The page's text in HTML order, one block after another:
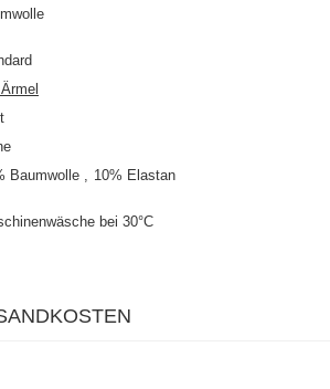
Baumwolle 10% Elastan
bei 30°C